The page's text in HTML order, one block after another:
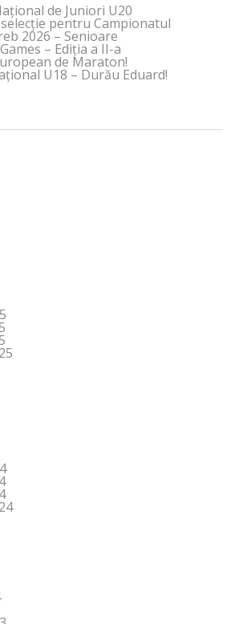
de Juniori U20
pentru Campionatul
2026 – Senioare
– Ediția a II-a
de Maraton!
U18 – Durău Eduard!